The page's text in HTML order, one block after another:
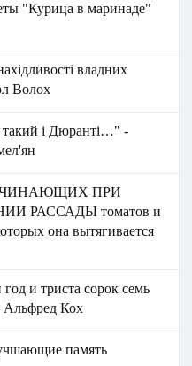
"Курица в маринаде"
владних
Волох
і Дюранті…" -
ПРИ
РАССАДЫ томатов и
она вытягивается
и триста сорок семь
Кох
память